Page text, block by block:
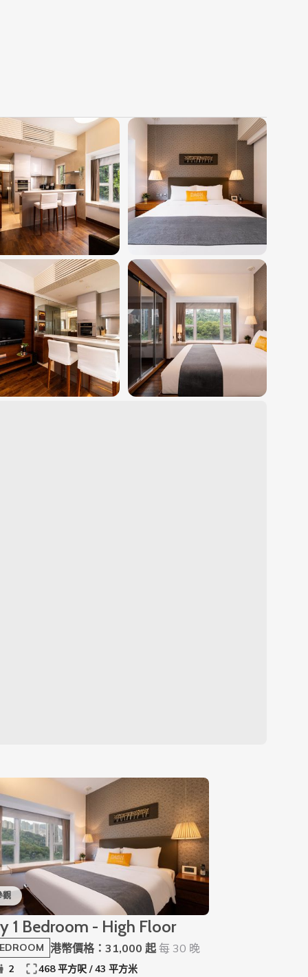
觀
1 Bedroom - High Floor
港幣價格：31,000 起 每 30 晚
2 468 平方呎 / 43 平方米